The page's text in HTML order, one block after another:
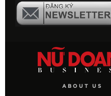
ABOUT US